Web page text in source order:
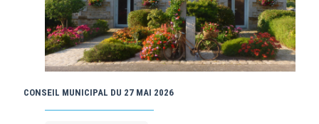
CONSEIL MUNICIPAL DU 27 MAI 2026